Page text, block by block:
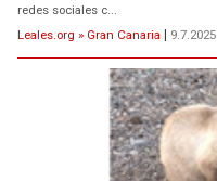
redes sociales c...
Leales.org » Gran Canaria | 9.7.2025